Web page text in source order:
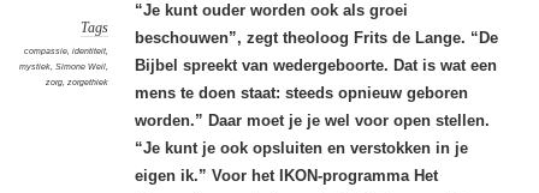
Tags
compassie, identiteit,
mystiek, Simone Weil,
zorg, zorgethiek
“Je kunt ouder worden ook als groei
beschouwen”, zegt theoloog Frits de Lange. “De
Bijbel spreekt van wedergeboorte. Dat is wat een
mens te doen staat: steeds opnieuw geboren
worden.” Daar moet je je wel voor open stellen.
“Je kunt je ook opsluiten en verstokken in je
eigen ik.” Voor het IKON-programma Het